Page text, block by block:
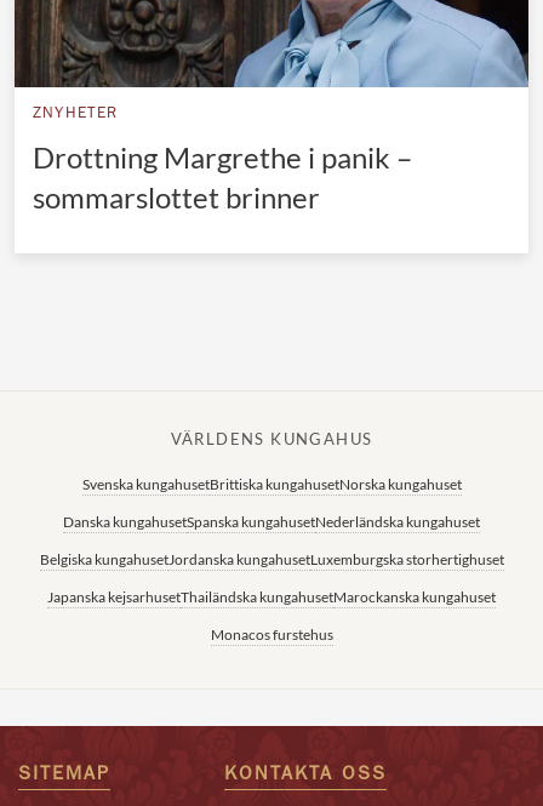
ZNYHETER
Drottning Margrethe i panik –
sommarslottet brinner
VÄRLDENS KUNGAHUS
Svenska kungahusetBrittiska kungahusetNorska kungahuset
Danska kungahusetSpanska kungahusetNederländska kungahuset
Belgiska kungahusetJordanska kungahusetLuxemburgska storhertighuset
Japanska kejsarhusetThailändska kungahusetMarockanska kungahuset
Monacos furstehus
SITEMAP KONTAKTA OSS